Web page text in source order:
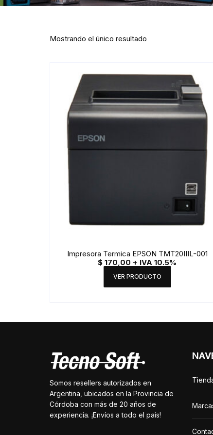
Mostrando el único resultado
Impresora Termica EPSON TMT20IIIL-001
$ 170,00 + IVA 10.5%
VER PRODUCTO
Somos resellers autorizados en
Argentina, ubicados en la Provincia de
Córdoba con más de 20 años de
experiencia. ¡Envíos a todo el país!